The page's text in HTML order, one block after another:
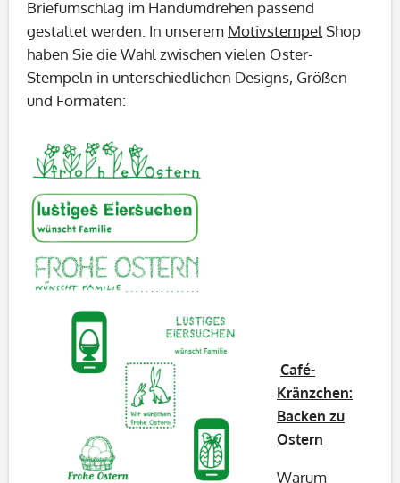
Briefumschlag im Handumdrehen passend
gestaltet werden. In unserem Motivstempel Shop
haben Sie die Wahl zwischen vielen Oster-
Stempeln in unterschiedlichen Designs, Größen
und Formaten:
Café-
Kränzchen:
Backen zu
Ostern
Warum